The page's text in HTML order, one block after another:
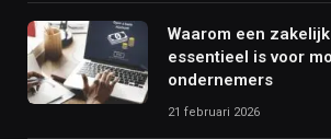
Waarom een
essentieel is voor
ondernemers
21 februari 2026